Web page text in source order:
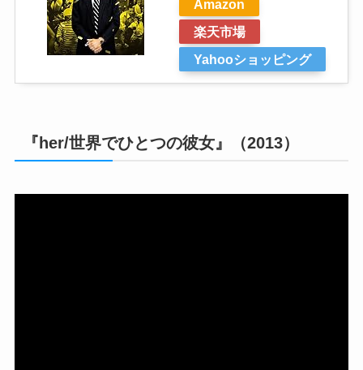
Amazon
楽天市場
Yahooショッピング
『her/世界でひとつの彼女』（2013）